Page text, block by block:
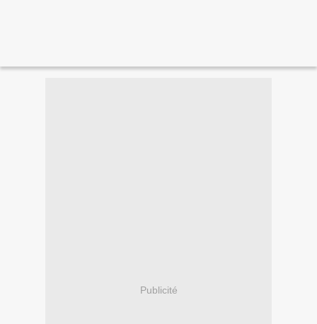
Publicité